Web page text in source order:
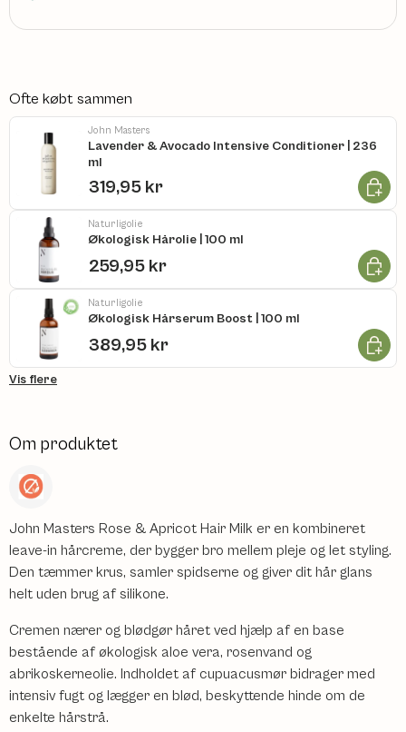
Ofte købt sammen
John Masters
Lavender & Avocado Intensive Conditioner | 236
ml
319,95 kr Læg i
Naturligolie
Økologisk Hårolie | 100 ml
259,95 kr Læg i
Naturligolie
Økologisk Hårserum Boost | 100 ml
389,95 kr Læg i
Vis flere
Om produktet
John Masters Rose & Apricot Hair Milk er en kombineret
leave-in hårcreme, der bygger bro mellem pleje og let styling.
Den tæmmer krus, samler spidserne og giver dit hår glans
helt uden brug af silikone.
Cremen nærer og blødgør håret ved hjælp af en base
bestående af økologisk aloe vera, rosenvand og
abrikoskerneolie. Indholdet af cupuacusmør bidrager med
intensiv fugt og lægger en blød, beskyttende hinde om de
enkelte hårstrå.